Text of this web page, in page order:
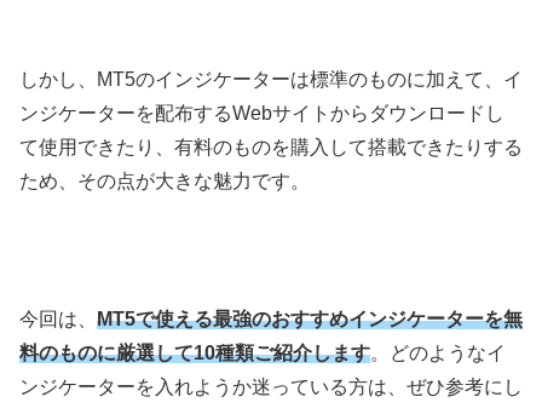
しかし、MT5のインジケーターは標準のものに加えて、イ
ンジケーターを配布するWebサイトからダウンロードし
て使用できたり、有料のものを購入して搭載できたりする
ため、その点が大きな魅力です。
今回は、 MT5で使える最強のおすすめインジケーターを無
料のものに厳選して10種類ご紹介します。どのようなイ
ンジケーターを入れようか迷っている方は、ぜひ参考にし